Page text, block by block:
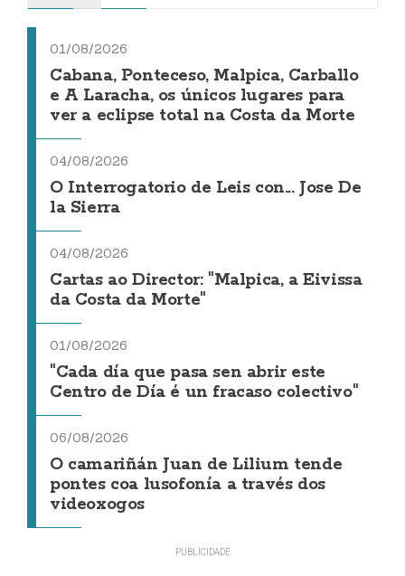
01/08/2026
Cabana, Ponteceso, Malpica, Carballo
e A Laracha, os únicos lugares para
ver a eclipse total na Costa da Morte
04/08/2026
O Interrogatorio de Leis con... Jose De
la Sierra
04/08/2026
Cartas ao Director: "Malpica, a Eivissa
da Costa da Morte"
01/08/2026
"Cada día que pasa sen abrir este
Centro de Día é un fracaso colectivo"
06/08/2026
O camariñán Juan de Lilium tende
pontes coa lusofonía a través dos
videoxogos